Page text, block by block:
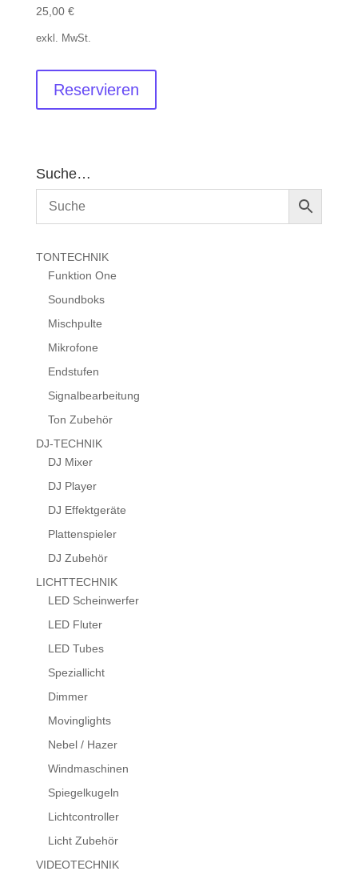
25,00 €
exkl. MwSt.
Reservieren
Suche…
TONTECHNIK
Funktion One
Soundboks
Mischpulte
Mikrofone
Endstufen
Signalbearbeitung
Ton Zubehör
DJ-TECHNIK
DJ Mixer
DJ Player
DJ Effektgeräte
Plattenspieler
DJ Zubehör
LICHTTECHNIK
LED Scheinwerfer
LED Fluter
LED Tubes
Speziallicht
Dimmer
Movinglights
Nebel / Hazer
Windmaschinen
Spiegelkugeln
Lichtcontroller
Licht Zubehör
VIDEOTECHNIK